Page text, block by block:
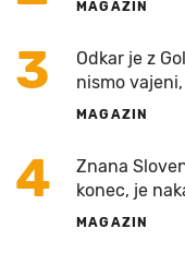
MAGAZIN
3
Odkar je z
nismo
MAGAZIN
4
Znana
konec, je
MAGAZIN